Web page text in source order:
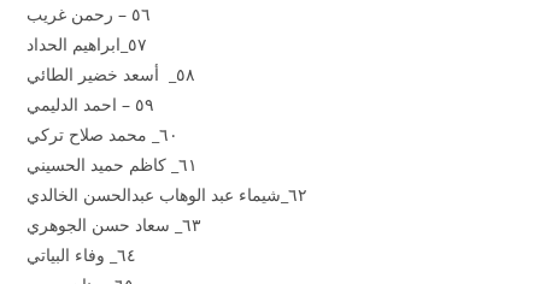
٥٦ – رحمن غريب
٥٧_ابراهيم الحداد
٥٩ – احمد الدليمي
٦٠_ محمد صلاح تركي
٦١_ كاظم حميد الحسيني
٦٣_ سعاد حسن الجوهري